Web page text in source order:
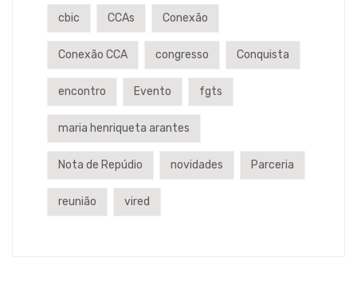
cbic CCAs Conexão
Conexão CCA congresso Conquista
encontro Evento fgts
maria henriqueta arantes
Nota de Repúdio novidades Parceria
reunião vired